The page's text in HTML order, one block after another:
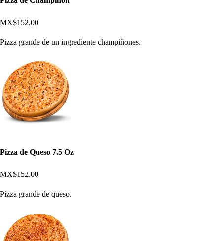
MX$152.00
Pizza grande de un ingrediente champiñones.
Pizza de Queso 7.5 Oz
MX$152.00
Pizza grande de queso.